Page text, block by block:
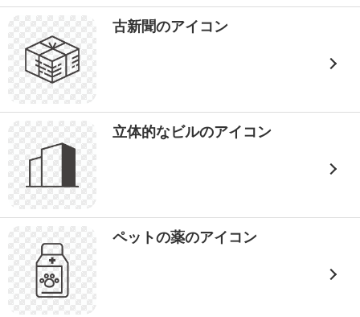
古新聞のアイコン
立体的なビルのアイコン
ペットの薬のアイコン